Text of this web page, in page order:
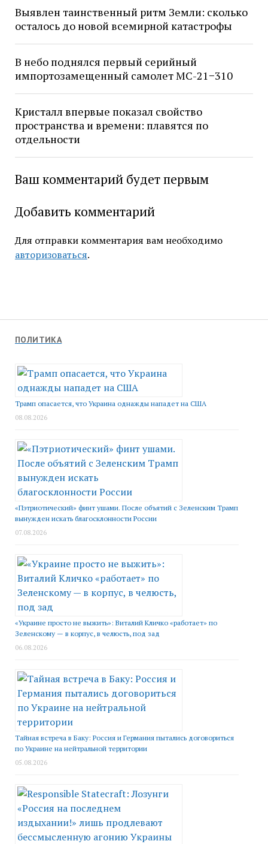
ПОЛИТИКА
Трамп опасается, что Украина однажды нападет на США
08.08.2026
«Пэтриотический» финт ушами. После объятий с Зеленским Трамп
вынужден искать благосклонности России
07.08.2026
«Украине просто не выжить»: Виталий Кличко «работает» по
Зеленскому — в корпус, в челюсть, под зад
06.08.2026
Тайная встреча в Баку: Россия и Германия пытались договориться
по Украине на нейтральной территории
05.08.2026
Выявлен таинственный ритм Земли: сколько
осталось до новой всемирной катастрофы
В небо поднялся первый серийный
импортозамещенный самолет МС-21−310
Кристалл впервые показал свойство
пространства и времени: плавятся по
отдельности
Ваш комментарий будет первым
Добавить комментарий
Для отправки комментария вам необходимо
авторизоваться.